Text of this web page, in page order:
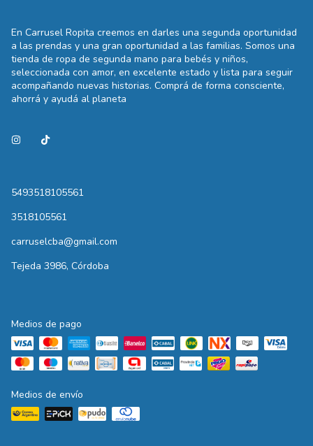
En Carrusel Ropita creemos en darles una segunda oportunidad
a las prendas y una gran oportunidad a las familias. Somos una
tienda de ropa de segunda mano para bebés y niños,
seleccionada con amor, en excelente estado y lista para seguir
acompañando nuevas historias. Comprá de forma consciente,
ahorrá y ayudá al planeta
5493518105561
3518105561
carruselcba@gmail.com
Tejeda 3986, Córdoba
Medios de pago
Medios de envío